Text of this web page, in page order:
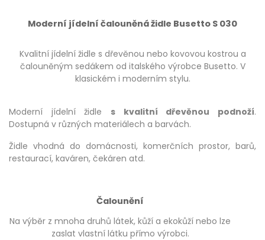
Moderní jídelní čalouněná židle Busetto S 030
Kvalitní jídelní židle s dřevěnou nebo kovovou kostrou a
čalouněným sedákem od italského výrobce Busetto. V
klasickém i moderním stylu.
Moderní jídelní židle s kvalitní dřevěnou podnoží.
Dostupná v různých materiálech a barvách.
Židle vhodná do domácnosti, komerčních prostor, barů,
restaurací, kaváren, čekáren atd.
Čalounění
Na výběr z mnoha druhů látek, kůží a ekokůží nebo lze
zaslat vlastní látku přímo výrobci.